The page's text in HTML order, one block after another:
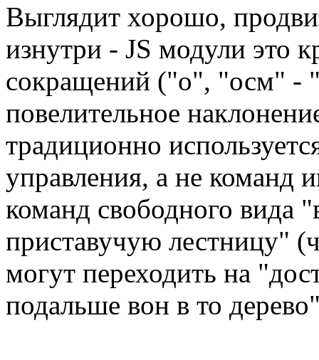
Выглядит хорошо,
изнутри - JS модули это
сокращений ("о", "осм" -
повелительное
традиционно
управления, а не команд
команд свободного вида
приставучую лестницу"
могут переходить на
подальше вон в то